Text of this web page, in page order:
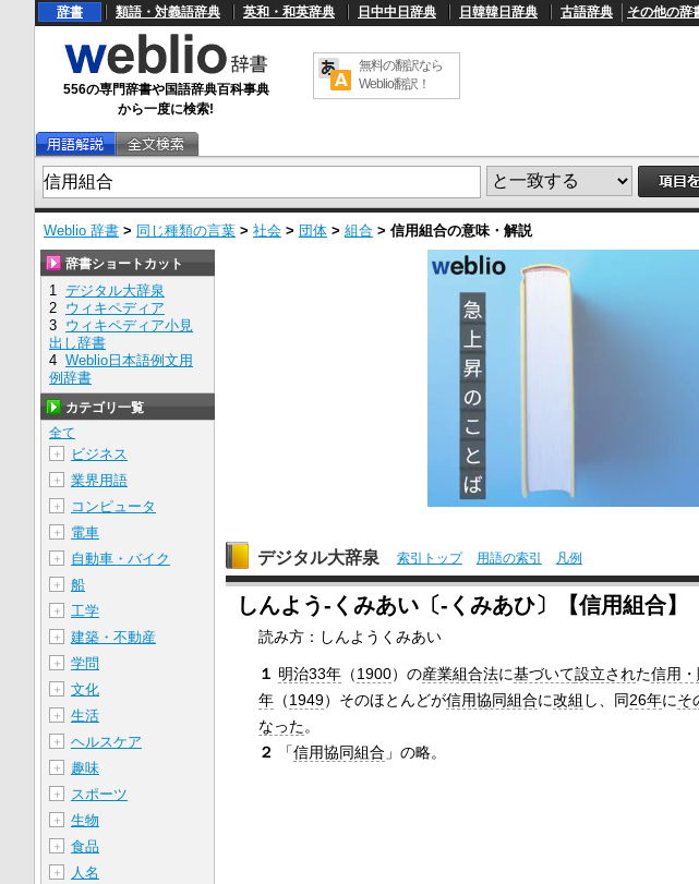
辞書 類語・対義語辞典 英和・和英辞典 日中中日辞典 日韓韓日辞典 古語辞典 その他の辞
556の専門辞書や国語辞典百科事典
から一度に検索!
無料の翻訳なら
Weblio翻訳！
Weblio 辞書 > 同じ種類の言葉 > 社会 > 団体 > 組合 > 信用組合の意味・解説
デジタル大辞泉 索引トップ 用語の索引 凡例
しんよう‐くみあい〔‐くみあひ〕【信用組合】
読み方：しんようくみあい
１ 明治33年 （1900）の産業組合法に基づいて設立された信用
年 （1949）そのほとんどが信用協同組合に改組 し、同26年にそ
なった。
２
「信用協同組合 」の略。
辞書ショートカット
1 デジタル大辞泉
2 ウィキペディア
3 ウィキペディア小見
出し辞書
4 Weblio日本語例文用
例辞書
カテゴリ一覧
全て
＋
ビジネス
＋ 業界用語
＋ コンピュータ
＋ 電車
＋ 自動車・バイク
＋ 船
＋ 工学
＋ 建築・不動産
＋ 学問
＋ 文化
＋ 生活
＋ ヘルスケア
＋ 趣味
＋ スポーツ
＋ 生物
＋ 食品
＋ 人名